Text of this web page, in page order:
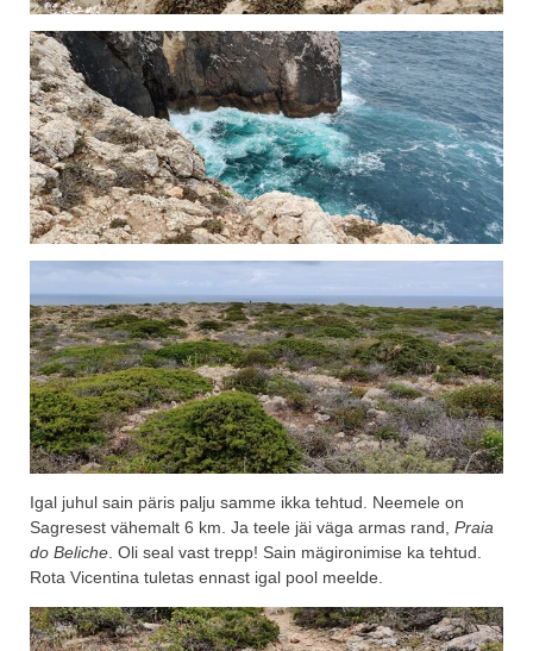
Igal juhul sain päris palju samme ikka tehtud. Neemele on
Sagresest vähemalt 6 km. Ja teele jäi väga armas rand, Praia
do Beliche . Oli seal vast trepp! Sain mägironimise ka tehtud.
Rota Vicentina tuletas ennast igal pool meelde.